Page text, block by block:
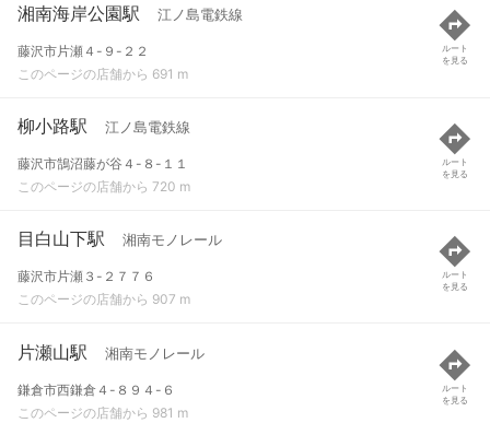
湘南海岸公園駅 江ノ島電鉄線
藤沢市片瀬４-９-２２
このページの店舗から 691 m
ルート
を見る
柳小路駅 江ノ島電鉄線
藤沢市鵠沼藤が谷４-８-１１
このページの店舗から 720 m
ルート
を見る
目白山下駅 湘南モノレール
藤沢市片瀬３-２７７６
このページの店舗から 907 m
ルート
を見る
片瀬山駅 湘南モノレール
鎌倉市西鎌倉４-８９４-６
このページの店舗から 981 m
ルート
を見る